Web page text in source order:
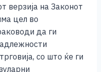
верзија на Законот
цел во
да ги
со што ќе ги